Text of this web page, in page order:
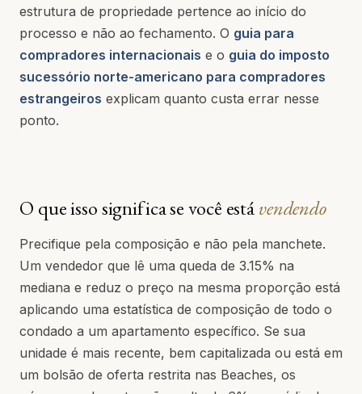
estrutura de propriedade pertence ao início do
processo e não ao fechamento. O guia para
compradores internacionais e o guia do imposto
sucessório norte-americano para compradores
estrangeiros explicam quanto custa errar nesse
ponto.
O que isso significa se você estávendendo
Precifique pela composição e não pela manchete.
Um vendedor que lê uma queda de 3.15% na
mediana e reduz o preço na mesma proporção está
aplicando uma estatística de composição de todo o
condado a um apartamento específico. Se sua
unidade é mais recente, bem capitalizada ou está em
um bolsão de oferta restrita nas Beaches, os